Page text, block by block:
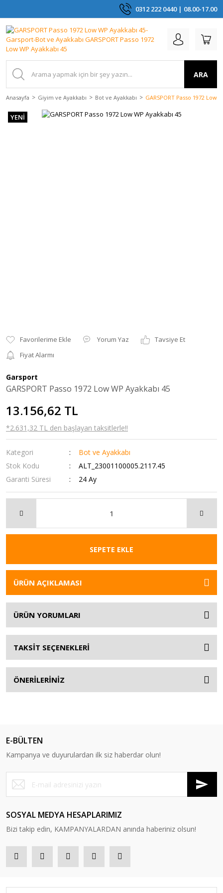
0312 222 0440 | 08.00-17.00
ARA
Anasayfa Giyim ve Ayakkabı Bot ve Ayakkabı GARSPORT Passo 1972 Low
YENİ
Yorum Yaz
Tavsiye Et
Fiyat Alarmı
Garsport
GARSPORT Passo 1972 Low WP Ayakkabı 45
13.156,62 TL
*2.631,32 TL den başlayan taksitlerle!!
Kategori
Bot ve Ayakkabı
Stok Kodu
ALT_23001100005.2117.45
Garanti Süresi
24 Ay
SEPETE EKLE
ÜRÜN AÇIKLAMASI
ÜRÜN YORUMLARI
TAKSİT SEÇENEKLERİ
ÖNERİLERİNİZ
E-BÜLTEN
Kampanya ve duyurulardan ilk siz haberdar olun!
SOSYAL MEDYA HESAPLARIMIZ
Bizi takip edin, KAMPANYALARDAN anında haberiniz olsun!